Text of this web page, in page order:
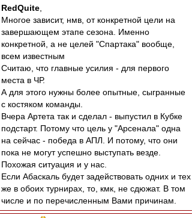
RedQuite
Многое зависит, нмв, от конкретной цели на
завершающем этапе сезона. Именно
конкретной, а не целей "Спартака" вообще,
всем известным
Считаю, что главные усилия - для первого
места в ЧР.
А для этого нужны более опытные, сыгранные
с костяком команды.
Вчера Артета так и сделал - выпустил в Кубке
подстарт. Потому что цель у "Арсенала" одна
на сейчас - победа в АПЛ. И потому, что они
пока не могут успешно выступать везде.
Похожая ситуация и у нас.
Если Абаскаль будет задействовать одних и тех
же в обоих турнирах, то, кмк, не сдюжат. В том
числе и по перечисленным Вами причинам.